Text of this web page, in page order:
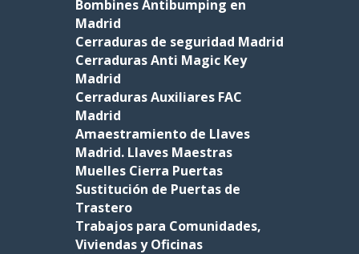
Bombines Antibumping en
Madrid
Cerraduras de seguridad Madrid
Cerraduras Anti Magic Key
Madrid
Cerraduras Auxiliares FAC
Madrid
Amaestramiento de Llaves
Madrid. Llaves Maestras
Muelles Cierra Puertas
Sustitución de Puertas de
Trastero
Trabajos para Comunidades,
Viviendas y Oficinas